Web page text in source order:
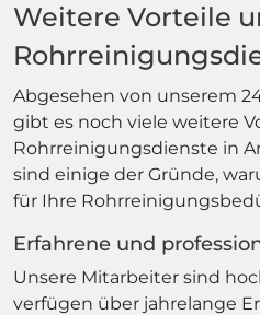
Weitere Vorteile
Abgesehen von unserem
gibt es noch viele weitere
Rohrreinigungsdienste in
sind einige der Gründe,
für Ihre
Erfahrene und
Unsere Mitarbeiter sind
verfügen über jahrelange